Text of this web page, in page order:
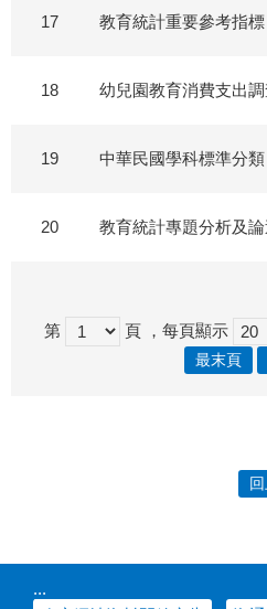
17 教育統計重要參考指標
18 幼兒園教育消費支出調
19 中華民國學科標準分類
20 教育統計專題分析及
第 頁 ，每頁顯示
最末頁
:::